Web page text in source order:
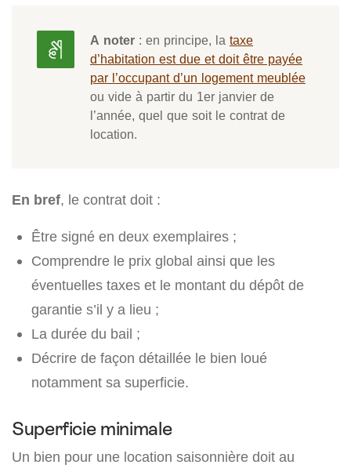
A noter : en principe, la taxe
d’habitation est due et doit être payée
par l’occupant d’un logement meublée
ou vide à partir du 1er janvier de
l’année, quel que soit le contrat de
location.
En bref, le contrat doit :
Être signé en deux exemplaires ;
Comprendre le prix global ainsi que les
éventuelles taxes et le montant du dépôt de
garantie s’il y a lieu ;
La durée du bail ;
Décrire de façon détaillée le bien loué
notamment sa superficie.
Superficie minimale
Un bien pour une location saisonnière doit au